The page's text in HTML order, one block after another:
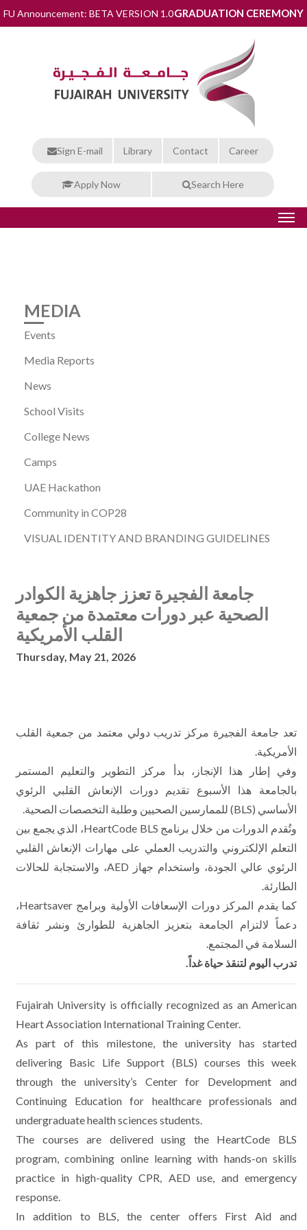
FU Announcement: BETA VERSION 1.0GRADUATION CEREMONY
Sign E-mail Library Contact Career
Apply Now Search Here
MEDIA
Events
Media Reports
News
School Visits
College News
Camps
UAE Hackathon
Community in COP28
VISUAL IDENTITY AND BRANDING GUIDELINES
جامعة الفجيرة تعزز جاهزية الكوادر
الصحية عبر دورات معتمدة من جمعية
القلب الأمريكية
Thursday, May 21, 2026
ُتعد جامعة الفجيرة مركز تدريب دولي معتمد من جمعية القلب
الأمريكية.
وفي إطار هذا الإنجاز، بدأ مركز التطوير والتعليم المستمر
بالجامعة هذا الأسبوع تقديم دورات الإنعاش القلبي الرئوي
الأساسي (BLS) للممارسين الصحيين وطلبة التخصصات الصحية.
وتُقدم الدورات من خلال برنامج HeartCode BLS، الذي يجمع بين
التعلم الإلكتروني والتدريب العملي على مهارات الإنعاش القلبي
الرئوي عالي الجودة، واستخدام جهاز AED، والاستجابة للحالات
الطارئة.
كما يقدم المركز دورات الإسعافات الأولية وبرامج Heartsaver،
دعماً لالتزام الجامعة بتعزيز الجاهزية للطوارئ ونشر ثقافة
السلامة في المجتمع.
تدرب اليوم لتنقذ حياة غداً.
Fujairah University is officially recognized as an American
Heart Association International Training Center.
As part of this milestone, the university has started
delivering Basic Life Support (BLS) courses this week
through the university’s Center for Development and
Continuing Education for healthcare professionals and
undergraduate health sciences students.
The courses are delivered using the HeartCode BLS
program, combining online learning with hands-on skills
practice in high-quality CPR, AED use, and emergency
response.
In addition to BLS, the center offers First Aid and